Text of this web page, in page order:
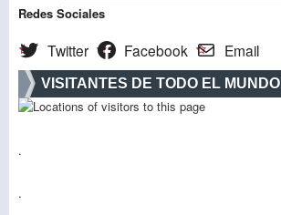
Redes Sociales
Twitter Facebook Email
VISITANTES DE TODO EL MUNDO
.
.